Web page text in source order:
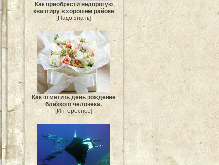
Как приобрести недорогую
квартиру в хорошем районе
[Надо знать]
Как отметить день рождение
близкого человека.
[Интересное]